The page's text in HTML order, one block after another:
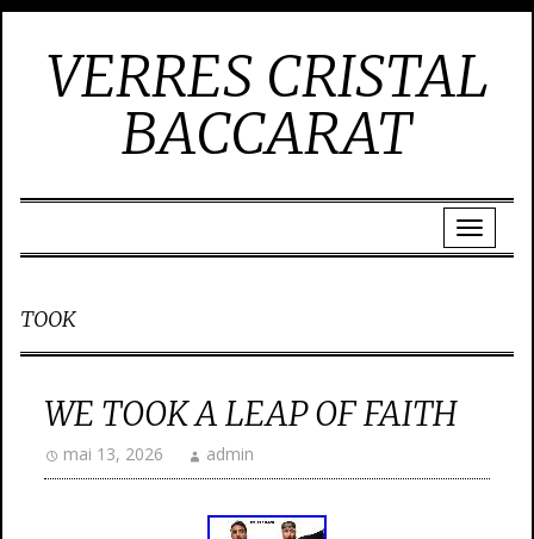
VERRES CRISTAL
BACCARAT
TOOK
WE TOOK A LEAP OF FAITH
mai 13, 2026 admin